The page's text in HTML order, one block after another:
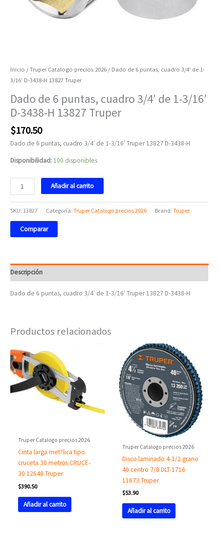
Inicio /Truper Catalogo precios 2026 / Dado de 6 puntas, cuadro 3/4′ de 1-
3/16′ D-3438-H 13827 Truper
Dado de 6 puntas, cuadro 3/4′ de 1-3/16′
D-3438-H 13827 Truper
$170.50
Dado de 6 puntas, cuadro 3/4′ de 1-3/16′ Truper 13827 D-3438-H
Disponibilidad:100 disponibles
cantidad
Añadir al carrito
SKU: 13827 Categoría:Truper Catalogo precios 2026 Brand:Truper
Comparar
Descripción
Dado de 6 puntas, cuadro 3/4′ de 1-3/16′ Truper 13827 D-3438-H
Productos relacionados
Truper Catalogo precios 2026
Cinta larga met?lica tipo
cruceta 30 metros CRUCE-
30 12648 Truper
$390.50
Añadir al carrito
Truper Catalogo precios 2026
Disco laminado 4-1/2 grano
40 centro 7/8 DLT-1716
11673 Truper
$53.90
Añadir al carrito